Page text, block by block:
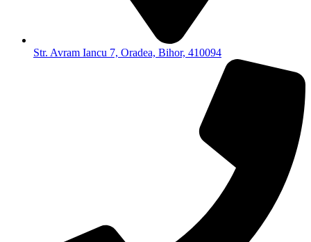
Str. Avram Iancu 7, Oradea, Bihor, 410094